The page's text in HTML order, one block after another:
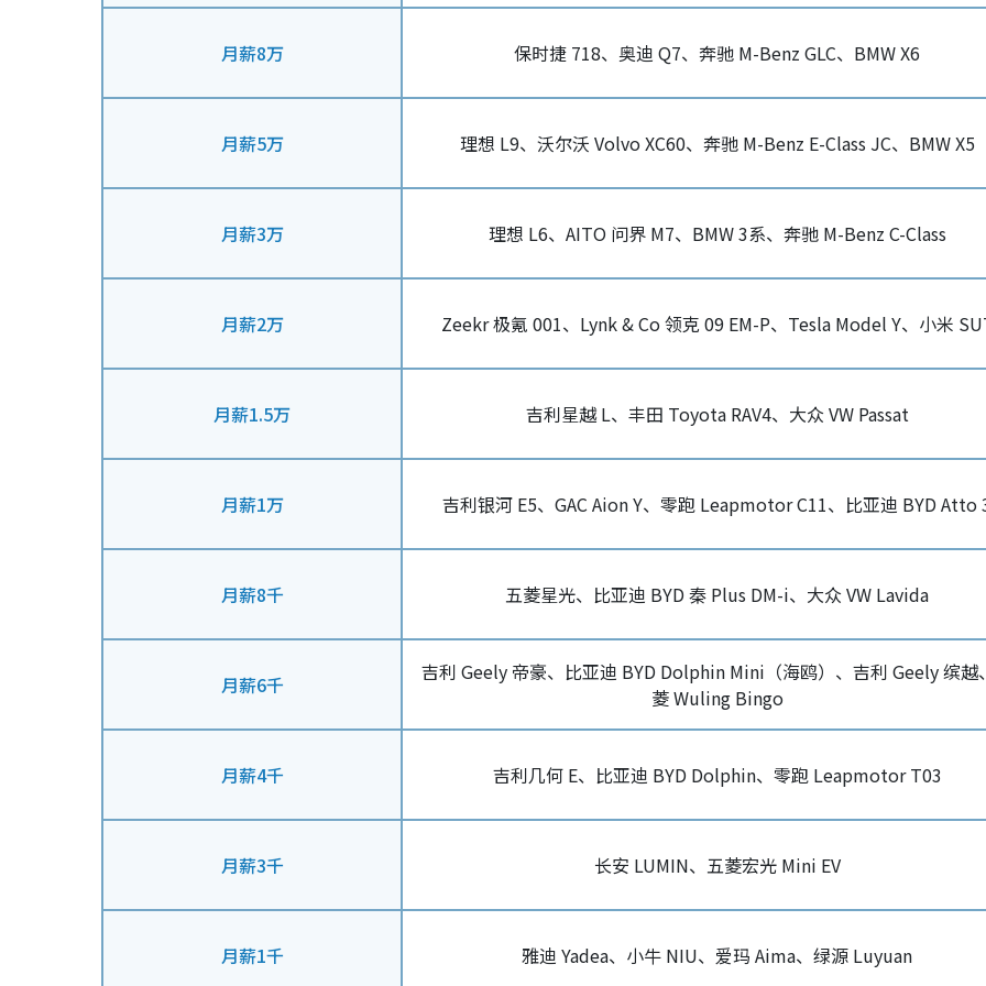
月薪8万 保时捷 718、奥迪 Q7、奔驰 M-Benz GLC、BMW X6
月薪5万 理想 L9、沃尔沃 Volvo XC60、奔驰 M-Benz E-Class JC、BMW X5
月薪3万 理想 L6、AITO 问界 M7、BMW 3系、奔驰 M-Benz C-Class
月薪2万 Zeekr 极氪 001、Lynk & Co 领克 09 EM-P、Tesla Model Y、小米
月薪1.5万 吉利星越 L、丰田 Toyota RAV4、大众 VW Passat
月薪1万 吉利银河 E5、GAC Aion Y、零跑 Leapmotor C11、比亚迪 BYD Atto
月薪8千 五菱星光、比亚迪 BYD 秦 Plus DM-i、大众 VW Lavida
月薪6千
吉利 Geely 帝豪、比亚迪 BYD Dolphin Mini（海鸥）、吉利 Geely 缤越
菱 Wuling Bingo
月薪4千 吉利几何 E、比亚迪 BYD Dolphin、零跑 Leapmotor T03
月薪3千 长安 LUMIN、五菱宏光 Mini EV
月薪1千 雅迪 Yadea、小牛 NIU、爱玛 Aima、绿源 Luyuan